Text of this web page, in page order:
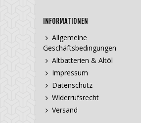
INFORMATIONEN
Allgemeine
Geschäftsbedingungen
Altbatterien & Altöl
Impressum
Datenschutz
Widerrufsrecht
Versand